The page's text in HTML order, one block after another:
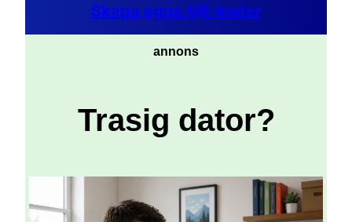
Skapa egna QR-koder
annons
Trasig dator?